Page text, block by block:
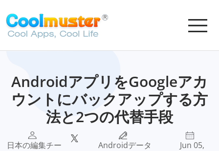
AndroidアプリをGoogleアカ
ウントにバックアップする方
法と2つの代替手段
日本の編集チー
Androidデータ
Jun 05,